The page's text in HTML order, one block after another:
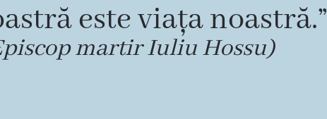
este viața noastră.”
martir Iuliu Hossu)